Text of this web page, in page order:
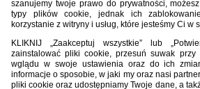
©PZPN WSZELKIE PRAWA ZASTRZEŻONE.